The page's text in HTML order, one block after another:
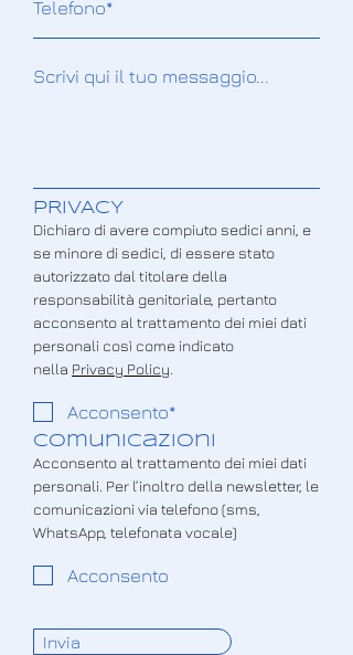
PRIVACY
Dichiaro di avere compiuto sedici anni, e
se minore di sedici, di essere stato
autorizzato dal titolare della
responsabilità genitoriale, pertanto
acconsento al trattamento dei miei dati
personali così come indicato
nella Privacy Policy
Acconsento*
COmunicazioni
Acconsento al trattamento dei miei dati
personali. Per l’inoltro della newsletter, le
comunicazioni via telefono (sms,
WhatsApp, telefonata vocale)
Acconsento
Invia